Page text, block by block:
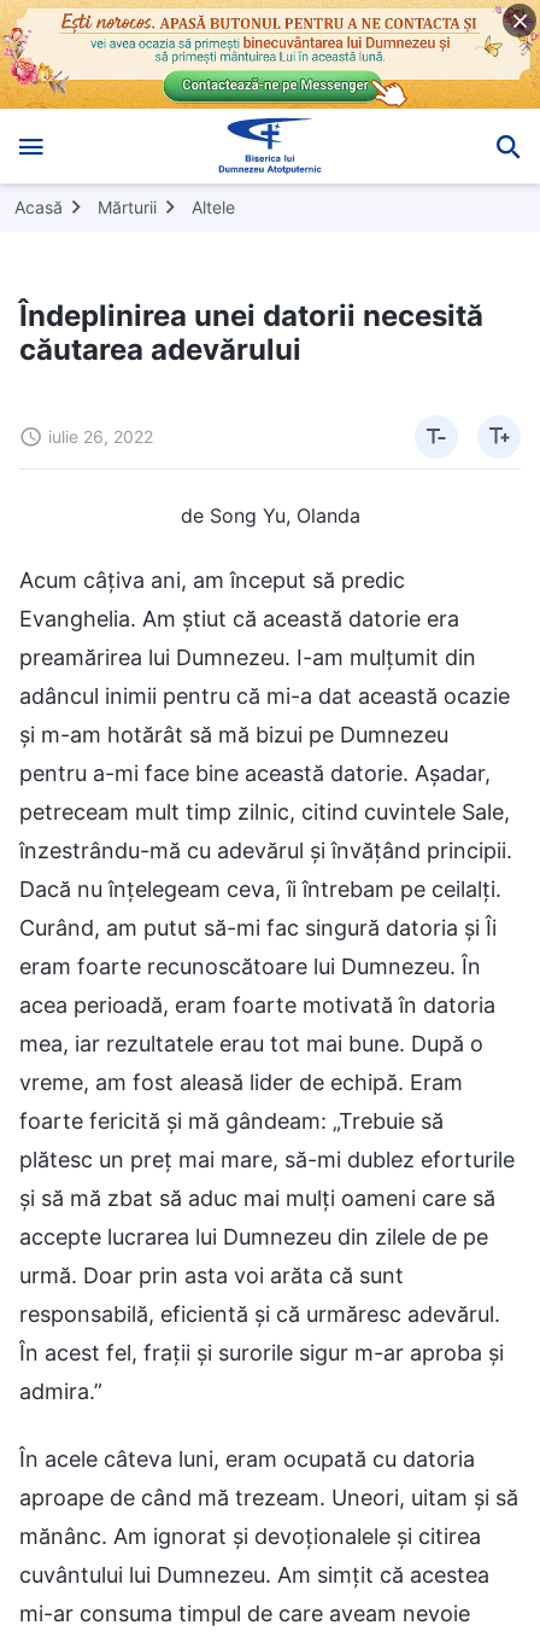
Acasă Mărturii Altele
Îndeplinirea unei datorii necesită
căutarea adevărului
iulie 26, 2022
de Song Yu, Olanda
Acum câțiva ani, am început să predic
Evanghelia. Am știut că această datorie era
preamărirea lui Dumnezeu. I-am mulțumit din
adâncul inimii pentru că mi-a dat această ocazie
și m-am hotărât să mă bizui pe Dumnezeu
pentru a-mi face bine această datorie. Așadar,
petreceam mult timp zilnic, citind cuvintele Sale,
înzestrându-mă cu adevărul și învățând principii.
Dacă nu înțelegeam ceva, îi întrebam pe ceilalți.
Curând, am putut să-mi fac singură datoria și Îi
eram foarte recunoscătoare lui Dumnezeu. În
acea perioadă, eram foarte motivată în datoria
mea, iar rezultatele erau tot mai bune. După o
vreme, am fost aleasă lider de echipă. Eram
foarte fericită și mă gândeam: „Trebuie să
plătesc un preț mai mare, să-mi dublez eforturile
și să mă zbat să aduc mai mulți oameni care să
accepte lucrarea lui Dumnezeu din zilele de pe
urmă. Doar prin asta voi arăta că sunt
responsabilă, eficientă și că urmăresc adevărul.
În acest fel, frații și surorile sigur m-ar aproba și
admira.”
În acele câteva luni, eram ocupată cu datoria
aproape de când mă trezeam. Uneori, uitam și să
mănânc. Am ignorat și devoționalele și citirea
cuvântului lui Dumnezeu. Am simțit că acestea
mi-ar consuma timpul de care aveam nevoie